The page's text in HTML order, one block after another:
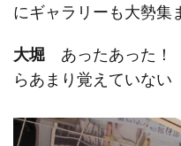
にギャラリーも大勢集
大堀 あったあった！
らあまり覚えていない